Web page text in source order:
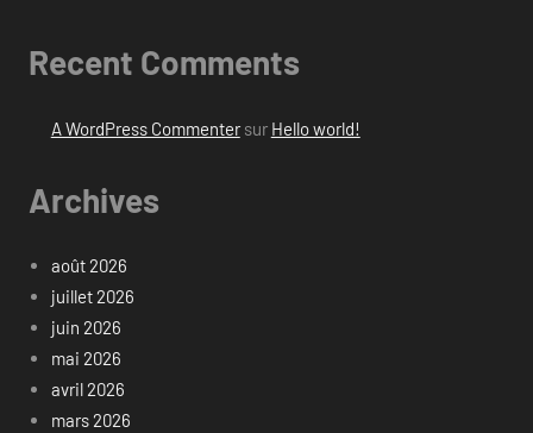
Recent Comments
A WordPress Commentersur Hello world!
Archives
août 2026
juillet 2026
juin 2026
mai 2026
avril 2026
mars 2026